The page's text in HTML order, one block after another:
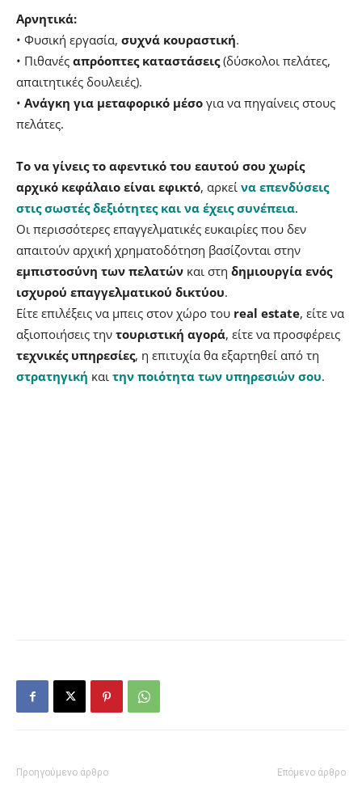
Αρνητικά:
• Φυσική εργασία, συχνά κουραστική.
• Πιθανές απρόοπτες καταστάσεις(δύσκολοι πελάτες,
απαιτητικές δουλειές).
• Ανάγκη για μεταφορικό μέσο για να πηγαίνεις στους
πελάτες.
Το να γίνεις το αφεντικό του εαυτού σου χωρίς
αρχικό κεφάλαιο είναι εφικτό, αρκεί να επενδύσεις
στις σωστές δεξιότητες και να έχεις συνέπεια.
Οι περισσότερες επαγγελματικές ευκαιρίες που δεν
απαιτούν αρχική χρηματοδότηση βασίζονται στην
εμπιστοσύνη των πελατών και στη δημιουργία ενός
ισχυρού επαγγελματικού δικτύου.
Είτε επιλέξεις να μπεις στον χώρο του real estate, είτε να
αξιοποιήσεις την τουριστική αγορά, είτε να προσφέρεις
τεχνικές υπηρεσίες, η επιτυχία θα εξαρτηθεί από τη
στρατηγική και την ποιότητα των υπηρεσιών σου.
Προηγούμενο άρθρο Επόμενο άρθρο